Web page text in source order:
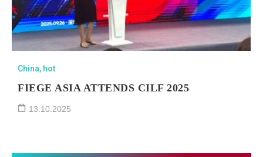
China, hot
FIEGE ASIA ATTENDS CILF 2025
13.10.2025